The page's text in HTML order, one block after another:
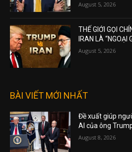
August 5, 2026
THẾ GIỚI GỌI
IRAN LÀ “NGOẠI
August 5, 2026
BÀI VIẾT MỚI NHẤT
Đề xuất giúp
AI của ông
August 8, 2026